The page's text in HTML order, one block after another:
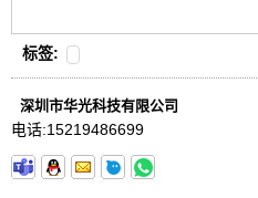
标签:
深圳市华光科技有限公司
电话:15219486699